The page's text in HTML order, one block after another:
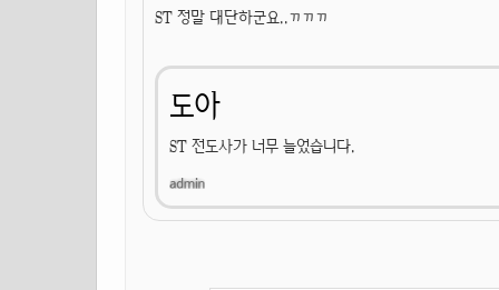
ST 정말 대단하군요..ㄲㄲㄲ
도아
ST 전도사가 너무 늘었습니다.